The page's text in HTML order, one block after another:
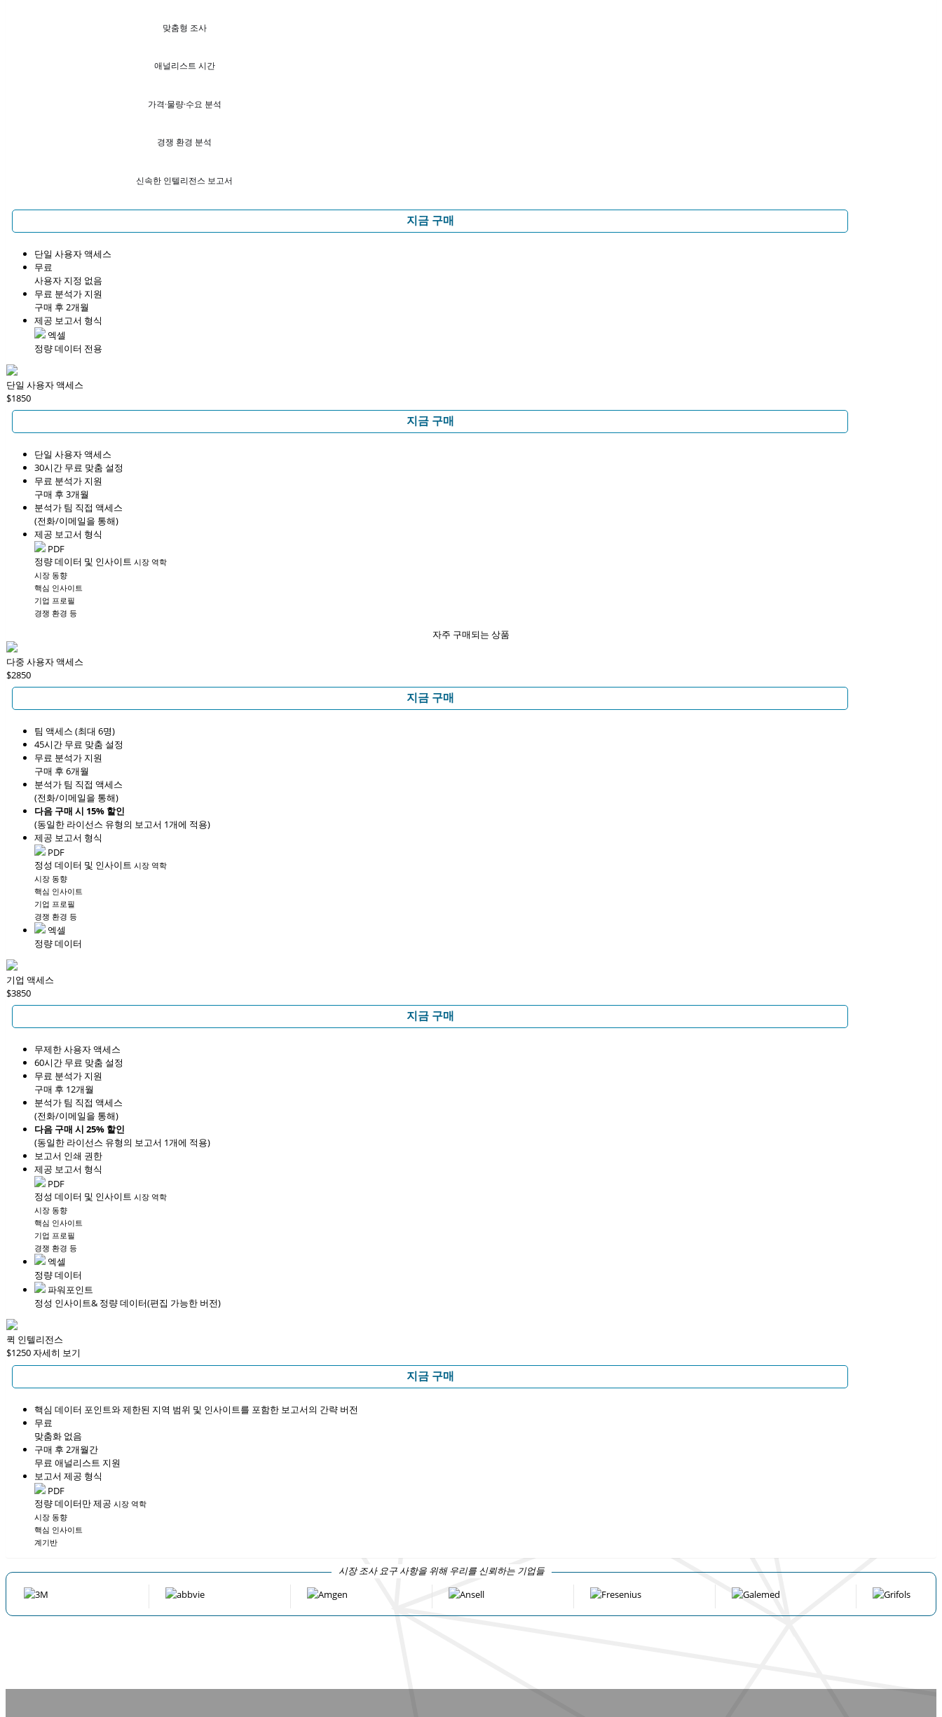
맞춤형 조사
애널리스트 시간
가격·물량·수요 분석
경쟁 환경 분석
신속한 인텔리전스 보고서
지금 구매
단일 사용자 액세스
무료
사용자 지정 없음
무료 분석가 지원
구매 후 2개월
제공 보고서 형식
엑셀
정량 데이터 전용
단일 사용자 액세스
$1850
지금 구매
단일 사용자 액세스
30시간 무료 맞춤 설정
무료 분석가 지원
구매 후 3개월
분석가 팀 직접 액세스
(전화/이메일을 통해)
제공 보고서 형식
PDF
정량 데이터 및 인사이트 시장 역학
시장 동향
핵심 인사이트
기업 프로필
경쟁 환경 등
자주 구매되는 상품
다중 사용자 액세스
$2850
지금 구매
팀 액세스 (최대 6명)
45시간 무료 맞춤 설정
무료 분석가 지원
구매 후 6개월
분석가 팀 직접 액세스
(전화/이메일을 통해)
다음 구매 시 15% 할인
(동일한 라이선스 유형의 보고서 1개에 적용)
제공 보고서 형식
PDF
정성 데이터 및 인사이트 시장 역학
시장 동향
핵심 인사이트
기업 프로필
경쟁 환경 등
엑셀
정량 데이터
기업 액세스
$3850
지금 구매
무제한 사용자 액세스
60시간 무료 맞춤 설정
무료 분석가 지원
구매 후 12개월
분석가 팀 직접 액세스
(전화/이메일을 통해)
다음 구매 시 25% 할인
(동일한 라이선스 유형의 보고서 1개에 적용)
보고서 인쇄 권한
제공 보고서 형식
PDF
정성 데이터 및 인사이트 시장 역학
시장 동향
핵심 인사이트
기업 프로필
경쟁 환경 등
엑셀
정량 데이터
파워포인트
정성 인사이트& 정량 데이터(편집 가능한 버전)
퀵 인텔리전스
$1250자세히 보기
지금 구매
핵심 데이터 포인트와 제한된 지역 범위 및 인사이트를 포함한 보고서의 간략 버전
무료
맞춤화 없음
구매 후 2개월간
무료 애널리스트 지원
보고서 제공 형식
PDF
정량 데이터만 제공 시장 역학
시장 동향
핵심 인사이트
계기반
시장 조사 요구 사항을 위해 우리를 신뢰하는 기업들